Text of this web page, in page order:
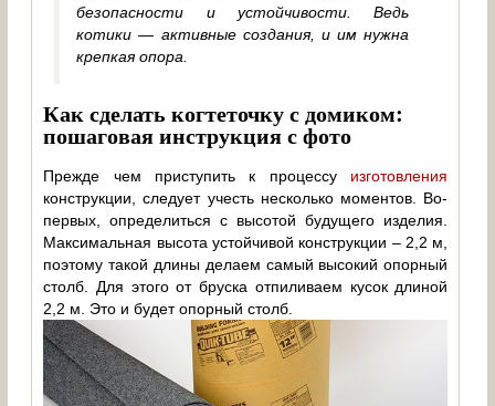
безопасности и устойчивости. Ведь
котики — активные создания, и им нужна
крепкая опора.
Как сделать когтеточку с домиком:
пошаговая инструкция с фото
Прежде чем приступить к процессу изготовления
конструкции, следует учесть несколько моментов. Во-
первых, определиться с высотой будущего изделия.
Максимальная высота устойчивой конструкции – 2,2 м,
поэтому такой длины делаем самый высокий опорный
столб. Для этого от бруска отпиливаем кусок длиной
2,2 м. Это и будет опорный столб.